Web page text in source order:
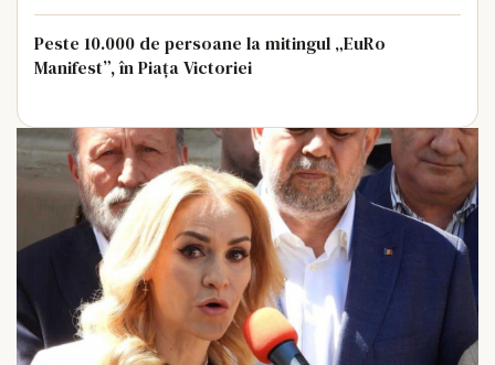
Peste 10.000 de persoane la mitingul „EuRo
Manifest”, în Piaţa Victoriei